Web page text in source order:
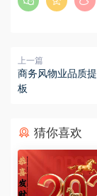
上一篇
商务风物业品质
板
猜你喜欢